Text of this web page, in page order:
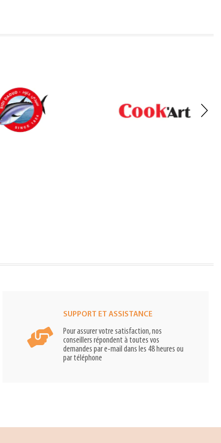
SUPPORT ET ASSISTANCE
Pour assurer votre satisfaction, nos
conseillers répondent à toutes vos
demandes par e-mail dans les 48 heures ou
par téléphone